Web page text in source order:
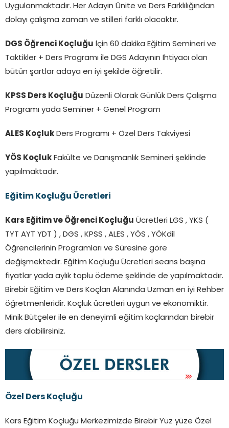
Uygulanmaktadır. Her Adayın Ünite ve Ders Farklılığından
dolayı çalışma zaman ve stilleri farklı olacaktır.
DGS Öğrenci Koçluğu İçin 60 dakika Eğitim Semineri ve
Taktikler + Ders Programı ile DGS Adayının İhtiyacı olan
bütün şartlar adaya en iyi şekilde öğretilir.
KPSS Ders Koçluğu Düzenli Olarak Günlük Ders Çalışma
Programı yada Seminer + Genel Program
ALES Koçluk Ders Programı + Özel Ders Takviyesi
YÖS Koçluk Fakülte ve Danışmanlık Semineri şeklinde
yapılmaktadır.
Eğitim Koçluğu Ücretleri
Kars Eğitim ve Öğrenci Koçluğu Ücretleri LGS , YKS (
TYT AYT YDT ) , DGS , KPSS , ALES , YÖS , YÖKdil
Öğrencilerinin Programları ve Süresine göre
değişmektedir. Eğitim Koçluğu Ücretleri seans başına
fiyatlar yada aylık toplu ödeme şeklinde de yapılmaktadır.
Birebir Eğitim ve Ders Koçları Alanında Uzman en iyi Rehber
öğretmenleridir. Koçluk ücretleri uygun ve ekonomiktir.
Minik Bütçeler ile en deneyimli eğitim koçlarından birebir
ders alabilirsiniz.
Özel Ders Koçluğu
Kars Eğitim Koçluğu Merkezimizde Birebir Yüz yüze Özel